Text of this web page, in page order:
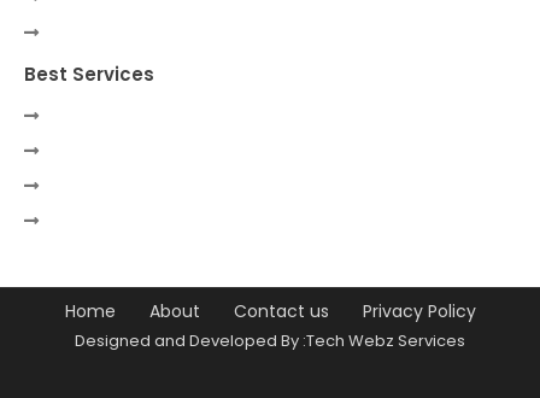
Best Services
Home About Contact us Privacy Policy
Designed and Developed By :Tech Webz Services